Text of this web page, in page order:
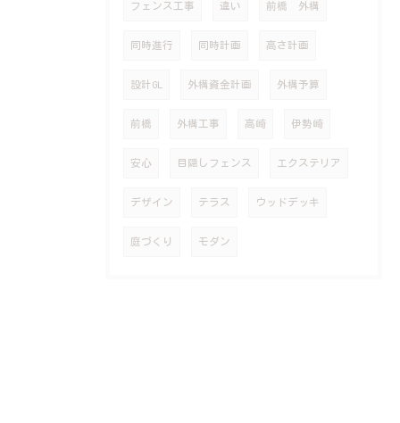
フェンス工事 違い 前橋 外構
同時進行 同時計画 高さ計画
設計GL 外構資金計画 外構予算
前橋 外構工事 高崎 伊勢崎
安心 目隠しフェンス エクステリア
デザイン テラス ウッドデッキ
庭づくり モダン